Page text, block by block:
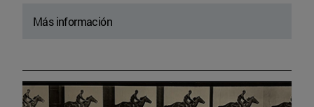
Más información